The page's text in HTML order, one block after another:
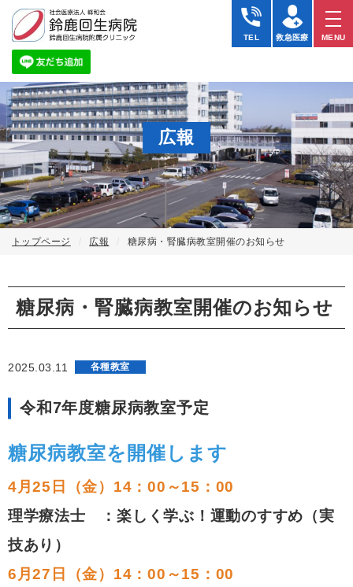
TEL 救急医療 MENU
広報
トップページ 広報 糖尿病・腎臓病教室開催のお知らせ
糖尿病・腎臓病教室開催のお知らせ
2025.03.11 各種教室
令和7年度糖尿病教室予定
糖尿病教室を開催します
4月25日（金）14：00～15：00
理学療法士 ：楽しく学ぶ！運動のすすめ（実
技あり）
6 月27日（金）14：00～15：00